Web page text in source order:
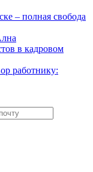
– полная свобода
в кадровом
работнику: